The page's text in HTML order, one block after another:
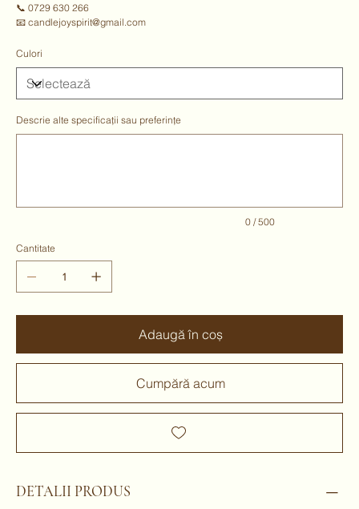
📞 0729 630 266
📧 candlejoyspirit@gmail.com
Culori
Descrie alte specificații sau preferințe
0 / 500
Cantitate
Adaugă în coș
Cumpără acum
DETALII PRODUS